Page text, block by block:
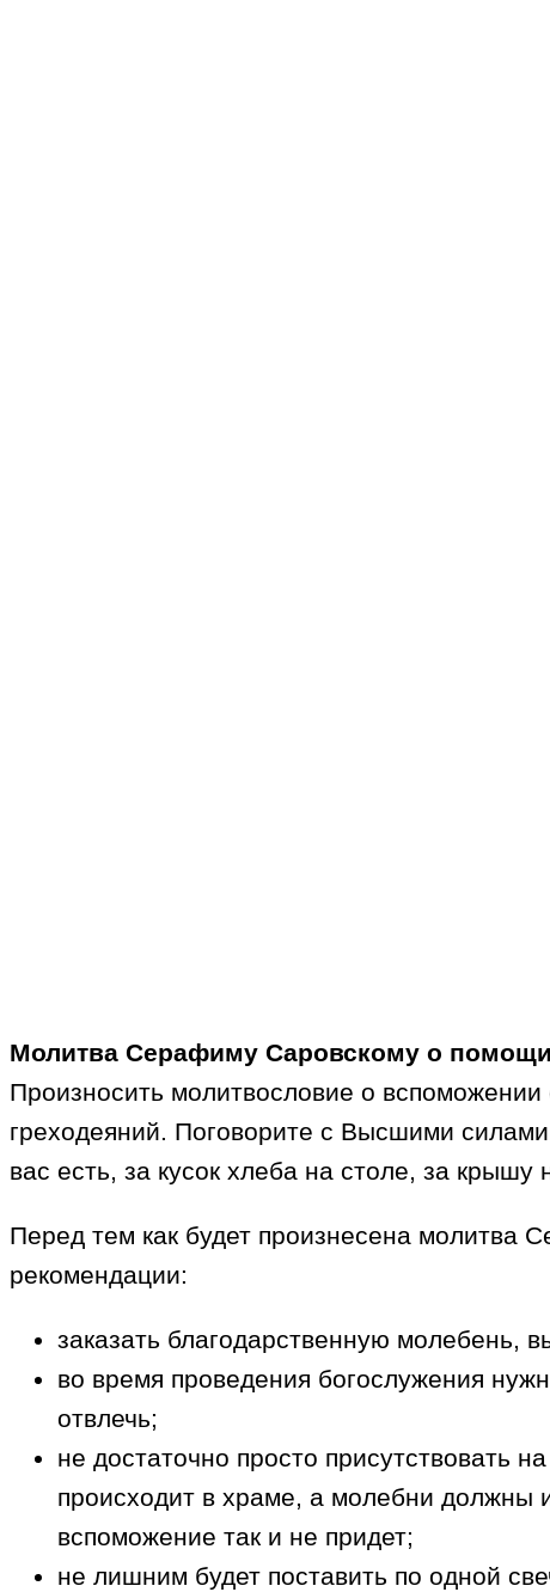
Молитва Серафиму Саровскому о помощи
Произносить молитвословие о
греходеяний. Поговорите с Высшими
вас есть, за кусок хлеба на столе, за
Перед тем как будет произнесена молитва
рекомендации:
заказать благодарственную молебень,
во время проведения богослужения
отвлечь;
не достаточно просто присутствовать
происходит в храме, а молебни должны
вспоможение так и не придет;
не лишним будет поставить по одной